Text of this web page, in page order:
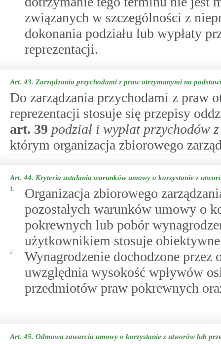
związanych w szczególności z
dokonania podziału lub wypłaty
reprezentacji.
Art. 43. Zarządzania przychodami z praw otrzymanymi na
Do zarządzania przychodami z praw
reprezentacji stosuje się przepisy
art. 39 podział i wypłat przychodów
którym organizacja zbiorowego
Art. 44. Kryteria ustalania warunków umowy o korzystanie z
1.
Organizacja zbiorowego
pozostałych warunków umowy o
pokrewnych lub pobór
użytkownikiem stosuje
2.
Wynagrodzenie dochodzone przez
uwzględnia wysokość wpływów
przedmiotów praw pokrewnych
Art. 45. Odmowa zawarcia umowy o korzystanie z utworów lub